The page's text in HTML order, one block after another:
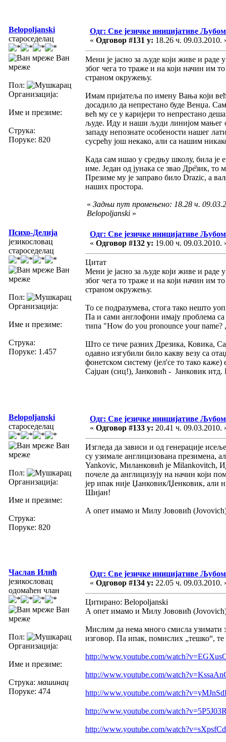
Belopoljanski
староседелац
Ван
мреже
Пол:
Организација:
Име и презиме:
Струка:
Поруке: 820
Одг: Све језичке иницијативе
« Одговор #131 у: 18.26 ч. 09.03.2010.
Мени је јасно за људе који живе и раде
због чега то траже и на који начин им
страном окружењу.
Имам пријатеља по имену Вања који
досадило да непрестано буде Венџа.
већ му се у каријери то непрестано
људе. Иду и наши људи линијом мањег
западу непознате особености нашег
сусрећу још некако, али са нашим
Када сам ишао у средњу школу, била је
име. Један од јунака се звао Дре̏зик, то
Презиме му је заправо било Drazic, а
наших простора.
« Задњи пут промењено: 18.28 ч.
Belopoljanski »
Психо-Делија
језикословац
староседелац
Ван
мреже
Пол:
Организација:
Име и презиме:
Струка:
Поруке: 1.457
Одг: Све језичке иницијативе
« Одговор #132 у: 19.00 ч. 09.03.2010.
Цитат
Мени је јасно за људе који живе и раде
због чега то траже и на који начин им
страном окружењу.
То се подразумева, стога тако нешто
Па и сами англофони имају проблема
типа "How do you pronounce your name?
Што се тиче разних Дрезика, Ковика,
одавно изгубили било какву везу са
фонетском систему (јел'се то тако
Сајџан (сиц!), Јанковић - Јанковик
Belopoljanski
староседелац
Ван
мреже
Пол:
Организација:
Име и презиме:
Струка:
Поруке: 820
Одг: Све језичке иницијативе
« Одговор #133 у: 20.41 ч. 09.03.2010.
Изгледа да зависи и од генерације
су узимале англицизована презимена,
Yankovic, Миланковић је Milankovitch,
почеле да англицизују на начин који
јер ипак није Џанковик/Џенковик, али
Шијан!
А опет имамо и Милу Јововић (Jovovich)
Часлав Илић
језикословац
одомаћен члан
Ван
мреже
Пол:
Организација:
Име и презиме:
Струка: машинац
Поруке: 474
Одг: Све језичке иницијативе
« Одговор #134 у: 22.05 ч. 09.03.2010.
Цитирано: Belopoljanski
А опет имамо и Милу Јововић (Jovovich)
Мислим да нема много смисла узимати
изговор. Па ипак, помислих „тешко“,
http://www.youtube.com/
http://www.youtube.com/
http://www.youtube.com/
http://www.youtube.com/
http://www.youtube.com/